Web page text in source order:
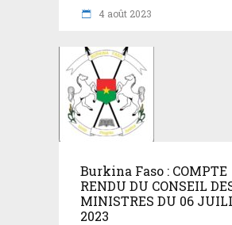
4 août 2023
Burkina Faso : COMPTE
RENDU DU CONSEIL
MINISTRES DU 06
2023